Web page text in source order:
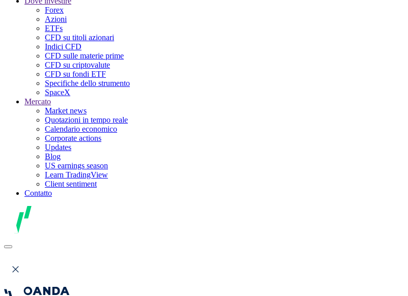
Forex
Azioni
ETFs
CFD su titoli azionari
Indici CFD
CFD sulle materie prime
CFD su criptovalute
CFD su fondi ETF
Specifiche dello strumento
SpaceX
Mercato
Market news
Quotazioni in tempo reale
Calendario economico
Corporate actions
Updates
Blog
US earnings season
Learn TradingView
Client sentiment
Contatto